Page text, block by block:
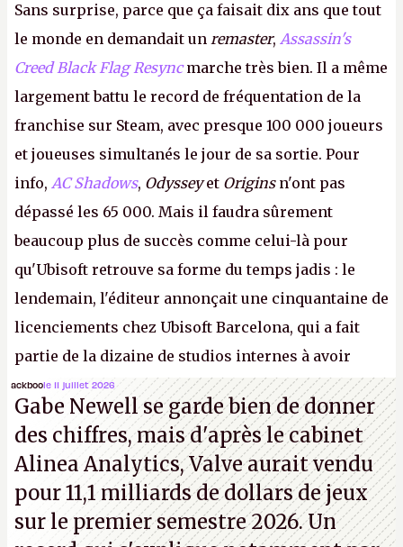
Sans surprise, parce que ça faisait dix ans que tout
le monde en demandait un remaster, Assassin's
Creed Black Flag Resyncmarche très bien. Il a même
largement battu le record de fréquentation de la
franchise sur Steam, avec presque 100 000 joueurs
et joueuses simultanés le jour de sa sortie. Pour
info, AC Shadows, Odysseyet Originsn'ont pas
dépassé les 65 000. Mais il faudra sûrement
beaucoup plus de succès comme celui-là pour
qu'Ubisoft retrouve sa forme du temps jadis : le
lendemain, l'éditeur annonçait une cinquantaine de
licenciements chez Ubisoft Barcelona, qui a fait
partie de la dizaine de studios internes à avoir
travaillé sur cetAssassin's Creedsous la direction
d'Ubisoft Singapour.A.
ackboole 11 juillet 2026
Gabe Newell se garde bien de donner
des chiffres, mais d'après le cabinet
Alinea Analytics, Valve aurait vendu
pour 11,1 milliards de dollars de jeux
sur le premier semestre 2026. Un